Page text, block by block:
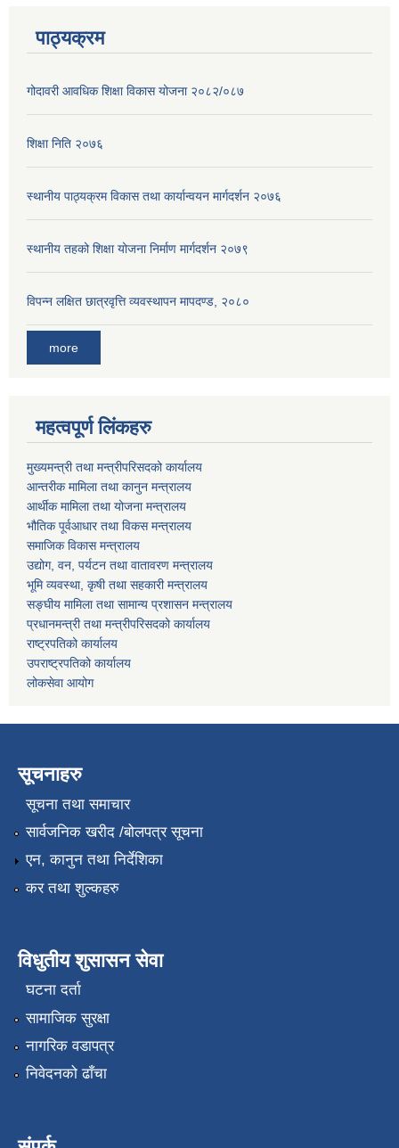
पाठ्यक्रम
गोदावरी आवधिक शिक्षा विकास योजना २०८२/०८७
शिक्षा निति २०७६
स्थानीय पाठ्यक्रम विकास तथा कार्यान्वयन मार्गदर्शन २०७६
स्थानीय तहको शिक्षा योजना निर्माण मार्गदर्शन २०७९
विपन्न लक्षित छात्रवृत्ति व्यवस्थापन मापदण्ड, २०८०
more
महत्वपूर्ण लिंकहरु
मुख्यमन्त्री तथा मन्त्रीपरिसदको कार्यालय
आन्तरीक मामिला तथा कानुन मन्त्रालय
आर्थीक मामिला तथा योजना मन्त्रालय
भौतिक पूर्वआधार तथा विकस मन्त्रालय
समाजिक विकास मन्त्रालय
उद्योग, वन, पर्यटन तथा वातावरण मन्त्रालय
भूमि व्यवस्था, कृषी तथा सहकारी मन्त्रालय
सङ्घीय मामिला तथा सामान्य प्रशासन मन्त्रालय
प्रधानमन्त्री तथा मन्त्रीपरिसदको कार्यालय
राष्ट्रपतिको कार्यालय
उपराष्ट्रपतिको कार्यालय
लोकसेवा आयोग
सूचनाहरु
सूचना तथा समाचार
सार्वजनिक खरीद /बोलपत्र सूचना
एन, कानुन तथा निर्देशिका
कर तथा शुल्कहरु
विधुतीय शुसासन सेवा
घटना दर्ता
सामाजिक सुरक्षा
नागरिक वडापत्र
निवेदनको ढाँचा